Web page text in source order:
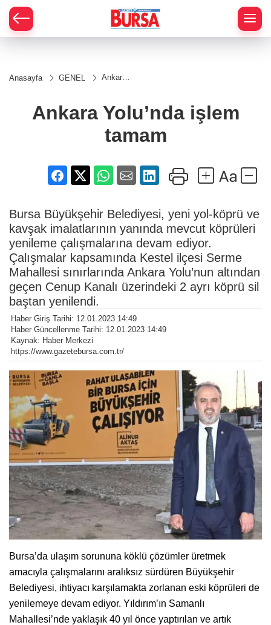
Anasayfa GENEL
Ankara
tamam
Ankara Yolu’nda işlem
tamam
Bursa Büyükşehir Belediyesi, yeni yol-köprü ve
kavşak imalatlarının yanında mevcut köprüleri
yenileme çalışmalarına devam ediyor.
Çalışmalar kapsamında Kestel ilçesi Serme
Mahallesi sınırlarında Ankara Yolu’nun altından
geçen Cenup Kanalı üzerindeki 2 ayrı köprü sil
baştan yenilendi.
Haber Giriş Tarihi: 12.01.2023 14:49
Haber Güncellenme Tarihi: 12.01.2023 14:49
Kaynak: Haber Merkezi
https://www.gazetebursa.com.tr/
Bursa’da ulaşım sorununa köklü çözümler üretmek
amacıyla çalışmalarını aralıksız sürdüren Büyükşehir
Belediyesi, ihtiyacı karşılamakta zorlanan eski köprüleri de
yenilemeye devam ediyor. Yıldırım’ın Samanlı
Mahallesi’nde yaklaşık 40 yıl önce yaptırılan ve artık